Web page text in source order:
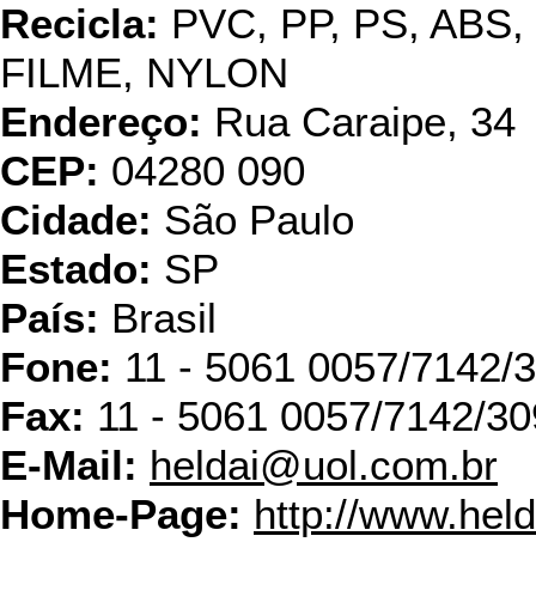
Recicla: PVC, PP, PS,
FILME, NYLON
Endereço: Rua Caraipe, 34
CEP: 04280 090
Cidade: São Paulo
Estado: SP
País: Brasil
Fone: 11 - 5061 0057/7142/
Fax: 11 - 5061 0057/7142/
E-Mail: heldai@uol.com.br
Home-Page: http://